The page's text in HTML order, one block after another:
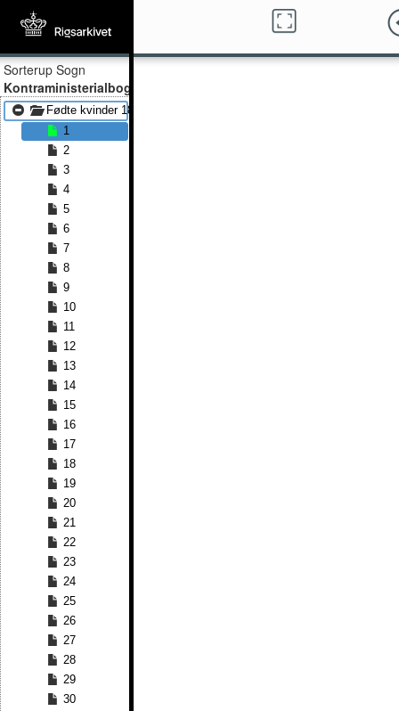
Sorterup Sogn
Kontraministerialbog
Fødte kvinder 1840 - Fødte kvinder 1863
1
2
3
4
5
6
7
8
9
10
11
12
13
14
15
16
17
18
19
20
21
22
23
24
25
26
27
28
29
30